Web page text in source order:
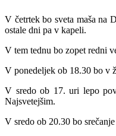
V četrtek bo sveta maša na
ostale dni pa v kapeli.
V tem tednu bo zopet redni
V ponedeljek ob 18.30 bo v
V sredo ob 17. uri lepo
Najsvetejšim.
V sredo ob 20.30 bo